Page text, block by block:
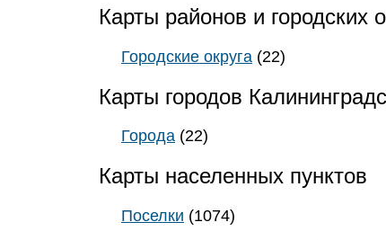
Карты районов и городских
Городские округа (22)
Карты городов
Города (22)
Карты населенных пунктов
Поселки (1074)